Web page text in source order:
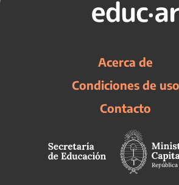
Acerca de
Condiciones de uso
Contacto